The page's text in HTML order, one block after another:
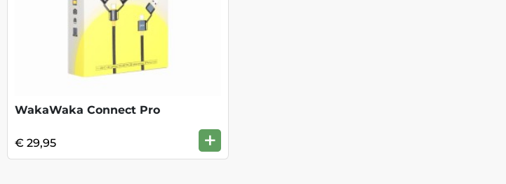
WakaWaka Connect Pro
€ 29,95 +